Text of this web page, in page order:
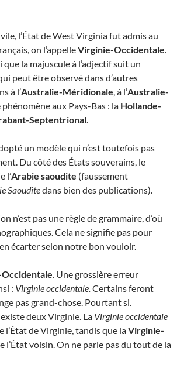
l’État de West Virginia fut admis au
on l’appelleVirginie-Occidentale.
que la majuscule à l’adjectif suit un
peut être observé dans d’autres
à l’Australie-Méridionale, à l’Australie-
phénomène aux Pays-Bas : la Hollande-
Septentrional.
un modèle qui n’est toutefois pas
Du côté des États souverains, le
l’Arabie saoudite (faussement
Saouditedans bien des publications).
n’est pas une règle de grammaire, d’où
Cela ne signifie pas pour
écarter selon notre bon vouloir.
. Une grossière erreur
: Virginie occidentale.Certains feront
pas grand-chose. Pourtant si.
deux Virginie. La Virginie occidentale
l’État de Virginie, tandis que laVirginie-
l’État voisin. On ne parle pas du tout de la